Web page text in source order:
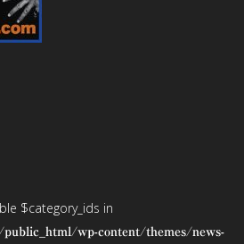
$category_ids in
wp-content/themes/news-